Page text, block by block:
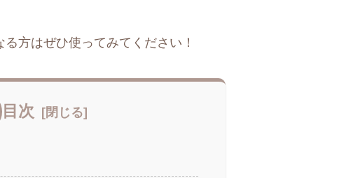
方はぜひ使ってみてください！
目次